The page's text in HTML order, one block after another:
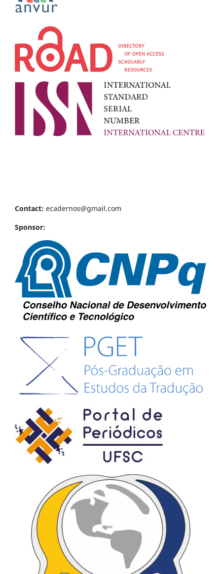
Contact: ecadernos@gmail.com
Sponsor: